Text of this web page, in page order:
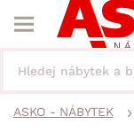
ASKO - NÁBYTEK